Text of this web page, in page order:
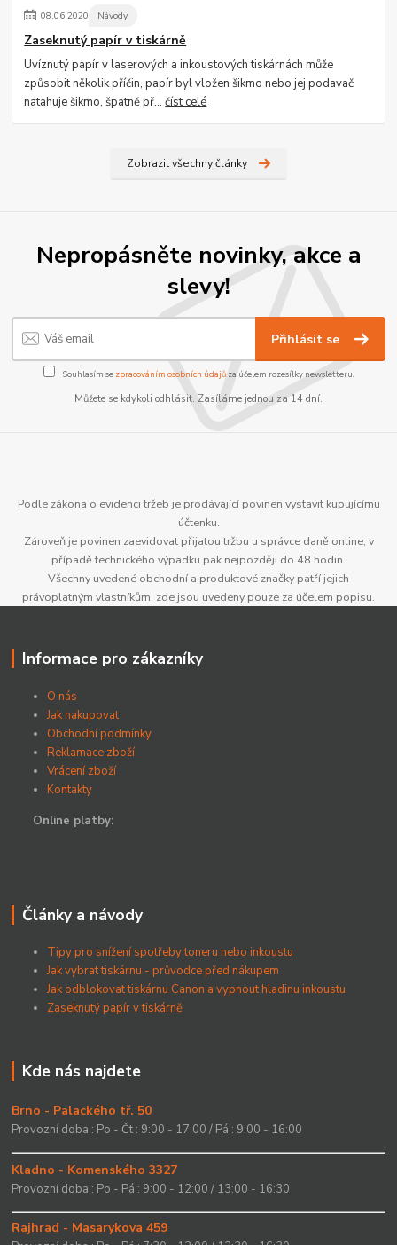
08.06.2020 Návody
Zaseknutý papír v tiskárně
Uvíznutý papír v laserových a inkoustových tiskárnách může
způsobit několik příčin, papír byl vložen šikmo nebo jej podavač
natahuje šikmo, špatně př...číst celé
Zobrazit všechny články
Nepropásněte novinky, akce a
slevy!
Přihlásit se
Souhlasím se zpracováním osobních údajůza účelem rozesílky newsletteru.
Můžete se kdykoli odhlásit. Zasíláme jednou za 14 dní.
Podle zákona o evidenci tržeb je prodávající povinen vystavit kupujícímu
účtenku.
Zároveň je povinen zaevidovat přijatou tržbu u správce daně online; v
případě technického výpadku pak nejpozději do 48 hodin.
Všechny uvedené obchodní a produktové značky patří jejich
právoplatným vlastníkům, zde jsou uvedeny pouze za účelem popisu.
Informace pro zákazníky
O nás
Jak nakupovat
Obchodní podmínky
Reklamace zboží
Vrácení zboží
Kontakty
Online platby:
Články a návody
Tipy pro snížení spotřeby toneru nebo inkoustu
Jak vybrat tiskárnu - průvodce před nákupem
Jak odblokovat tiskárnu Canon a vypnout hladinu inkoustu
Zaseknutý papír v tiskárně
Kde nás najdete
Brno - Palackého tř. 50
Provozní doba : Po - Čt : 9:00 - 17:00 / Pá : 9:00 - 16:00
Kladno - Komenského 3327
Provozní doba : Po - Pá : 9:00 - 12:00 / 13:00 - 16:30
Rajhrad - Masarykova 459